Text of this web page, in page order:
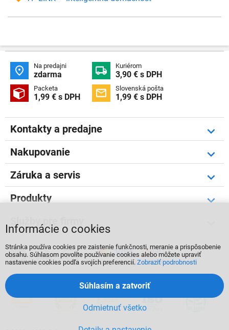
 Na predajni
zdarma  Kuriérom
3,90 € s DPH
 Packeta
1,99 € s DPH  Slovenská pošta
1,99 € s DPH
Kontakty a predajne
Nakupovanie
Záruka a servis
Produkty
  
Informácie o cookies
Stránka používa cookies pre zaistenie funkčnosti, meranie a prispôsobenie
obsahu. Súhlasom povolíte používanie cookies alebo môžete upraviť
nastavenie cookies podľa svojích preferencií. Zobraziť podrobnosti
Odmietnuť všetko
Súhlasím a zatvoriť